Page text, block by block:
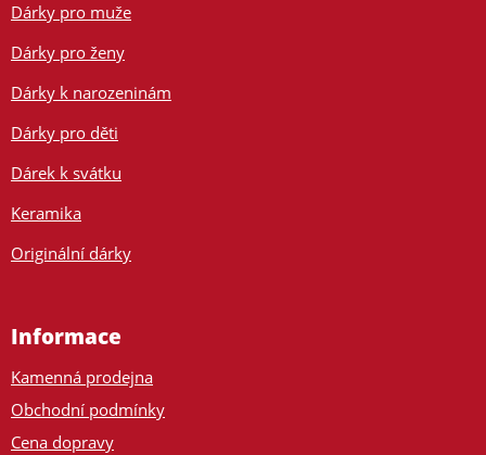
Dárky pro muže
Dárky pro ženy
Dárky k narozeninám
Dárky pro děti
Dárek k svátku
Keramika
Originální dárky
Informace
Kamenná prodejna
Obchodní podmínky
Cena dopravy